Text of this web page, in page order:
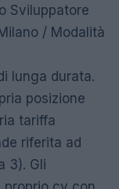
Sviluppatore
/ Modalità
lunga durata.
posizione
tariffa
riferita ad
3). Gli